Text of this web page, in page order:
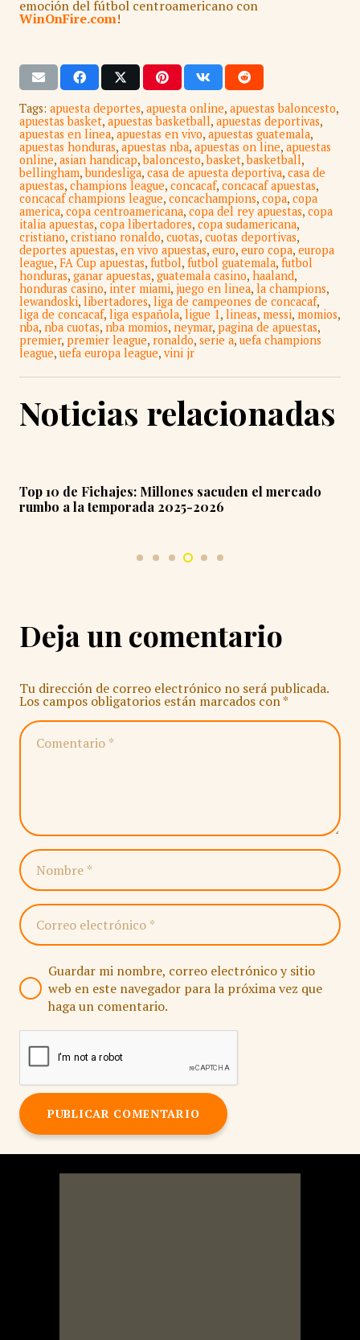
emoción del fútbol centroamericano con
WinOnFire.com!
Tags: apuesta deportes, apuesta online, apuestas baloncesto,
apuestas basket, apuestas basketball, apuestas deportivas,
apuestas en linea, apuestas en vivo, apuestas guatemala,
apuestas honduras, apuestas nba, apuestas on line, apuestas
online, asian handicap,baloncesto,basket,basketball,
bellingham,bundesliga, casa de apuesta deportiva, casa de
apuestas, champions league, concacaf, concacaf apuestas,
concacaf champions league, concachampions, copa, copa
america, copa centroamericana, copa del rey apuestas, copa
italia apuestas, copa libertadores, copa sudamericana,
cristiano, cristiano ronaldo, cuotas, cuotas deportivas,
deportes apuestas, en vivo apuestas, euro, euro copa, europa
league, FA Cup apuestas, futbol, futbol guatemala, futbol
honduras, ganar apuestas, guatemala casino, haaland,
honduras casino, inter miami, juego en linea, la champions,
lewandoski, libertadores, liga de campeones de concacaf,
liga de concacaf, liga española, ligue 1, lineas, messi, momios,
nba, nba cuotas, nba momios, neymar, pagina de apuestas,
premier, premier league, ronaldo, serie a, uefa champions
league, uefa europa league, vini jr
Noticias relacionadas
Top 10 de Fichajes: Millones sacuden el mercado
rumbo a la temporada 2025-2026
Deja un comentario
Tu dirección de correo electrónico no será publicada.
Los campos obligatorios están marcados con*
Guardar mi nombre, correo electrónico y sitio
web en este navegador para la próxima vez que
haga un comentario.
PUBLICAR COMENTARIO